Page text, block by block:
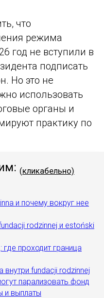
что
режима
год не вступили в
подписать
Но это не
использовать
органы и
практику по
(кликабельно)
и почему вокруг нее
rodzinnej и estoński
проходит граница
fundacji rodzinnej
парализовать фонд
и выплаты